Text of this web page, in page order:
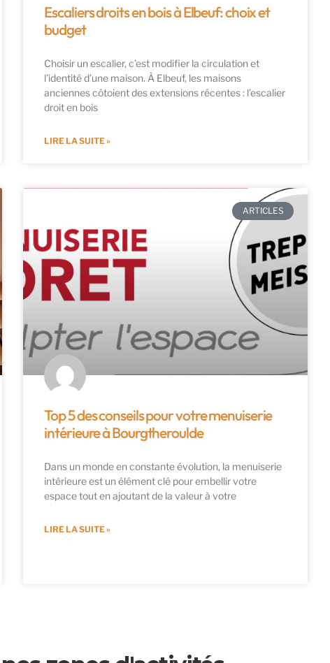
Escaliers droits en bois à Elbeuf: choix et
budget
Choisir un escalier, c’est modifier la circulation et
l’identité d’une maison. À Elbeuf, les maisons
anciennes côtoient des extensions récentes : l’escalier
droit en bois
LIRE LA SUITE »
ARTICLES
Top 5 des conseils pour votre menuiserie
intérieure à Bourgtheroulde
Dans un monde en constante évolution, la menuiserie
intérieure est un élément clé pour embellir votre
espace tout en ajoutant de la valeur à votre
LIRE LA SUITE »